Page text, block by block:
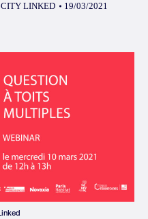
CITY LINKED 19/03/2021